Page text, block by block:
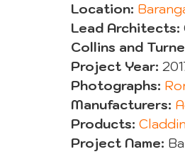
Location:
Lead Architects:
Collins and
Project Year:
Photographs:
Manufacturers:
Products:
Project Name: